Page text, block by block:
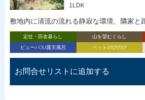
1LDK
敷地内に清流の流れる静寂な環境、隣家と
定住・田舎暮らし 山を望むくらし
ビューバス/露天風呂
ペットのびのび
お問合せリストに追加する